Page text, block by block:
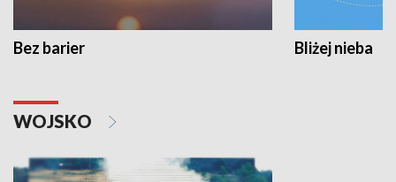
Bez barier Bliżej nieba
WOJSKO